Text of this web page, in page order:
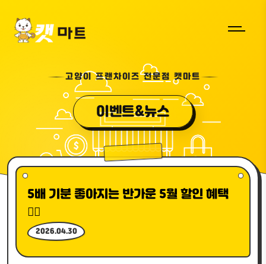
고양이 프랜차이즈 전문점 캣마트
이벤트&뉴스
5배 기분 좋아지는 반가운 5월 할인 혜택
🖐🏻
2026.04.30